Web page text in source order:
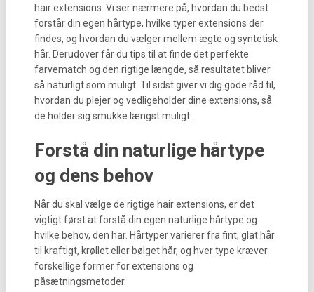
hair extensions. Vi ser nærmere på, hvordan du bedst
forstår din egen hårtype, hvilke typer extensions der
findes, og hvordan du vælger mellem ægte og syntetisk
hår. Derudover får du tips til at finde det perfekte
farvematch og den rigtige længde, så resultatet bliver
så naturligt som muligt. Til sidst giver vi dig gode råd til,
hvordan du plejer og vedligeholder dine extensions, så
de holder sig smukke længst muligt.
Forstå din naturlige hårtype
og dens behov
Når du skal vælge de rigtige hair extensions, er det
vigtigt først at forstå din egen naturlige hårtype og
hvilke behov, den har. Hårtyper varierer fra fint, glat hår
til kraftigt, krøllet eller bølget hår, og hver type kræver
forskellige former for extensions og
påsætningsmetoder.